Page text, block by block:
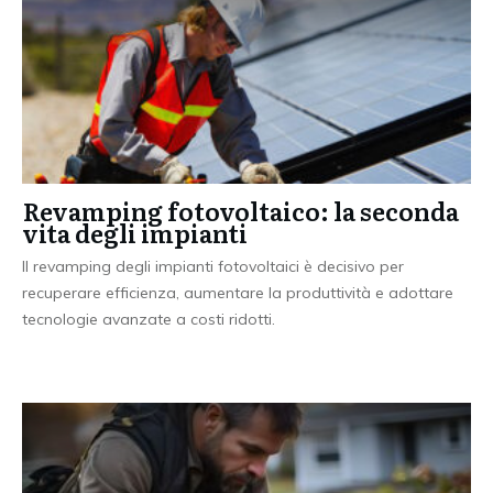
Revamping fotovoltaico: la seconda
vita degli impianti
Il revamping degli impianti fotovoltaici è decisivo per
recuperare efficienza, aumentare la produttività e adottare
tecnologie avanzate a costi ridotti.